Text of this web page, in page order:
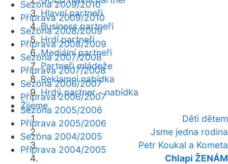
Hlavní partneři
Business partneři
Hrdí partneři
Mediální partneři
Partneři mládeže
Reklamní nabídka
Hrdý partner - nabídka
Žijeme
Děti dětem
Jsme jedna rodina
Petr Koukal a Kometa
Chlapi ŽENÁM
Sezóna 2009/2010
Příprava 2009/2010
Sezóna 2008/2009
Příprava 2008/2009
Sezóna 2007/2008
Příprava 2007/2008
Sezóna 2006/2007
Příprava 2006/2007
Sezóna 2005/2006
Příprava 2005/2006
Sezóna 2004/2005
Příprava 2004/2005